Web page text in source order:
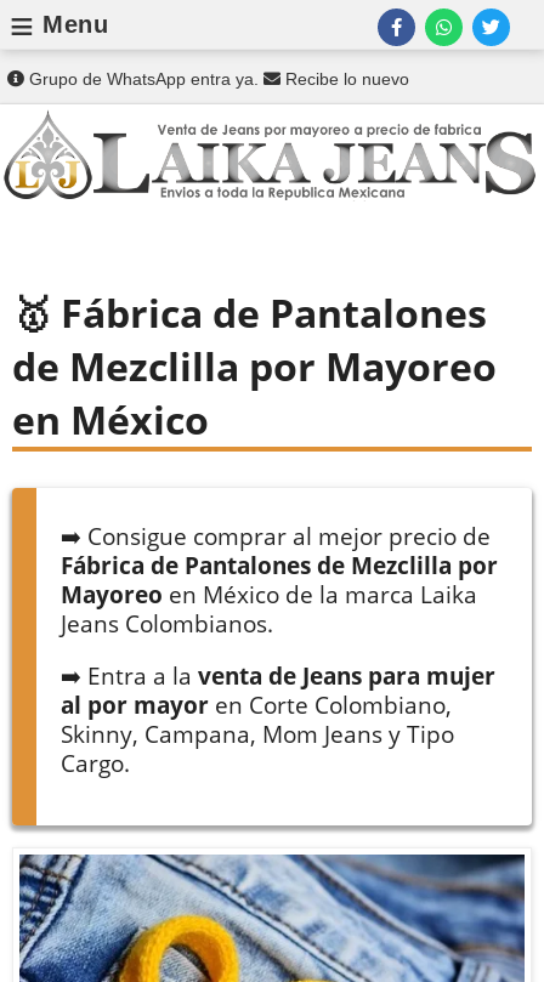
≡ Menu
Grupo de WhatsApp entra ya. Recibe lo nuevo
Fábrica de Pantalones
de Mezclilla por Mayoreo
en México
➡️ Consigue comprar al mejor precio de
Fábrica de Pantalones de Mezclilla por
Mayoreo en México de la marca Laika
Jeans Colombianos.
➡️ Entra a la venta de Jeans para mujer
al por mayor en Corte Colombiano,
Skinny, Campana, Mom Jeans y Tipo
Cargo.